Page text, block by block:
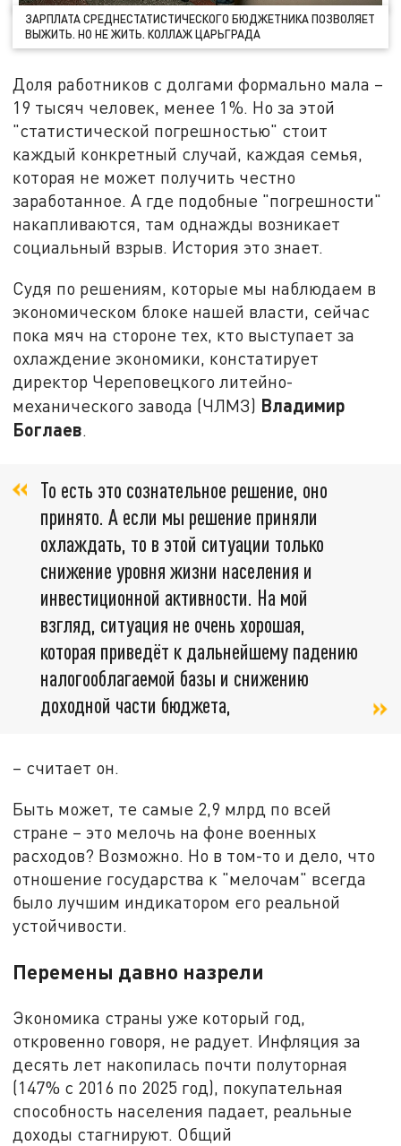
ЗАРПЛАТА СРЕДНЕСТАТИСТИЧЕСКОГО БЮДЖЕТНИКА ПОЗВОЛЯЕТ
ВЫЖИТЬ. НО НЕ ЖИТЬ. КОЛЛАЖ ЦАРЬГРАДА
Доля работников с долгами формально мала –
19 тысяч человек, менее 1%. Но за этой
"статистической погрешностью" стоит
каждый конкретный случай, каждая семья,
которая не может получить честно
заработанное. А где подобные "погрешности"
накапливаются, там однажды возникает
социальный взрыв. История это знает.
Судя по решениям, которые мы наблюдаем в
экономическом блоке нашей власти, сейчас
пока мяч на стороне тех, кто выступает за
охлаждение экономики, констатирует
директор Череповецкого литейно-
механического завода (ЧЛМЗ) Владимир
Боглаев.
То есть это сознательное решение, оно
принято. А если мы решение приняли
охлаждать, то в этой ситуации только
снижение уровня жизни населения и
инвестиционной активности. На мой
взгляд, ситуация не очень хорошая,
которая приведёт к дальнейшему падению
налогооблагаемой базы и снижению
доходной части бюджета,
– считает он.
Быть может, те самые 2,9 млрд по всей
стране – это мелочь на фоне военных
расходов? Возможно. Но в том-то и дело, что
отношение государства к "мелочам" всегда
было лучшим индикатором его реальной
устойчивости.
Перемены давно назрели
Экономика страны уже который год,
откровенно говоря, не радует. Инфляция за
десять лет накопилась почти полуторная
(147% с 2016 по 2025 год), покупательная
способность населения падает, реальные
доходы стагнируют. Общий